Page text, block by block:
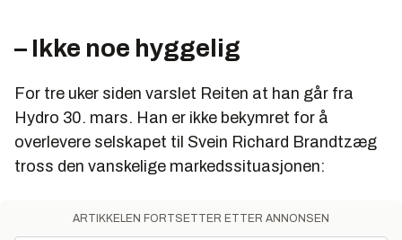
– Ikke noe hyggelig
For tre uker siden varslet Reiten at han går fra
Hydro 30. mars. Han er ikke bekymret for å
overlevere selskapet til Svein Richard Brandtzæg
tross den vanskelige markedssituasjonen:
ARTIKKELEN FORTSETTER ETTER ANNONSEN